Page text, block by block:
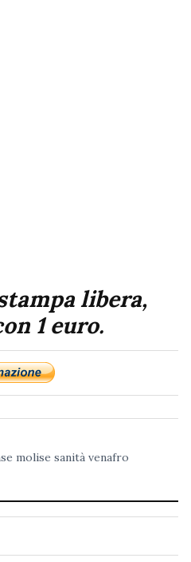
libera,
1 euro.
molise sanità venafro